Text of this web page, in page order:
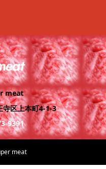
meat
寺区上本町4-1-3
9391
meat